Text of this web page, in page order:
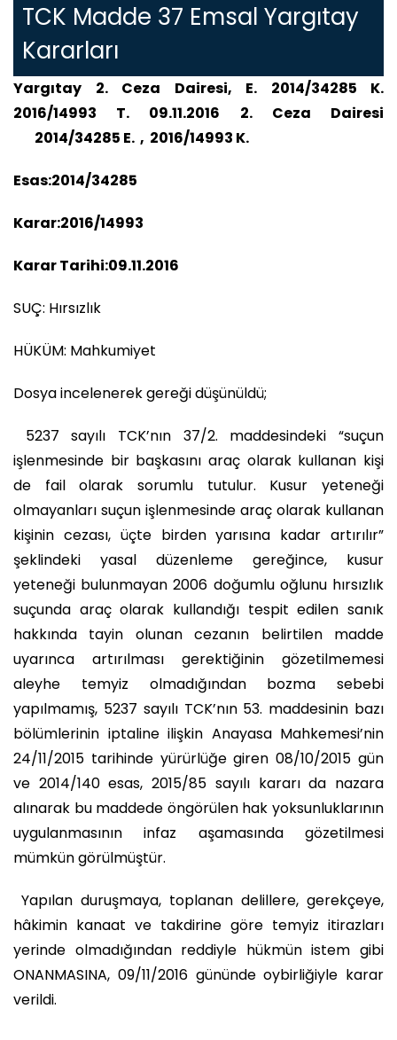
TCK Madde 37 Emsal Yargıtay
Kararları
Yargıtay 2. Ceza Dairesi, E. 2014/34285 K.
2016/14993 T. 09.11.2016 2. Ceza Dairesi
2014/34285 E. , 2016/14993 K.
Esas:2014/34285
Karar:2016/14993
Karar Tarihi:09.11.2016
SUÇ: Hırsızlık
HÜKÜM: Mahkumiyet
Dosya incelenerek gereği düşünüldü;
5237 sayılı TCK’nın 37/2. maddesindeki “suçun
işlenmesinde bir başkasını araç olarak kullanan kişi
de fail olarak sorumlu tutulur. Kusur yeteneği
olmayanları suçun işlenmesinde araç olarak kullanan
kişinin cezası, üçte birden yarısına kadar artırılır”
şeklindeki yasal düzenleme gereğince, kusur
yeteneği bulunmayan 2006 doğumlu oğlunu hırsızlık
suçunda araç olarak kullandığı tespit edilen sanık
hakkında tayin olunan cezanın belirtilen madde
uyarınca artırılması gerektiğinin gözetilmemesi
aleyhe temyiz olmadığından bozma sebebi
yapılmamış, 5237 sayılı TCK’nın 53. maddesinin bazı
bölümlerinin iptaline ilişkin Anayasa Mahkemesi’nin
24/11/2015 tarihinde yürürlüğe giren 08/10/2015 gün
ve 2014/140 esas, 2015/85 sayılı kararı da nazara
alınarak bu maddede öngörülen hak yoksunluklarının
uygulanmasının infaz aşamasında gözetilmesi
mümkün görülmüştür.
Yapılan duruşmaya, toplanan delillere, gerekçeye,
hâkimin kanaat ve takdirine göre temyiz itirazları
yerinde olmadığından reddiyle hükmün istem gibi
ONANMASINA, 09/11/2016 gününde oybirliğiyle karar
verildi.